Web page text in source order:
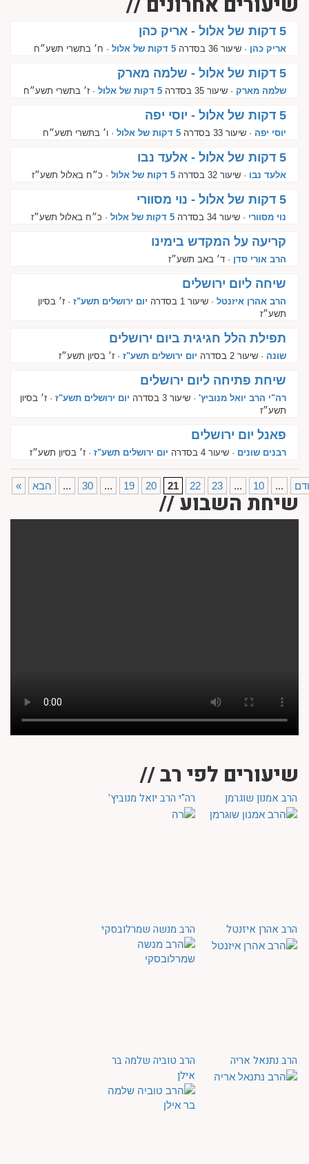
5 דקות של אלול - אריק כהן
אריק כהן · שיעור 36 בסדרה 5 דקות של אלול · ח׳ בתשרי תשע״ח
5 דקות של אלול - שלמה מארק
שלמה מארק · שיעור 35 בסדרה 5 דקות של אלול · ז׳ בתשרי תשע״ח
5 דקות של אלול - יוסי יפה
יוסי יפה · שיעור 33 בסדרה 5 דקות של אלול · ו׳ בתשרי תשע״ח
5 דקות של אלול - אלעד נבו
אלעד נבו · שיעור 32 בסדרה 5 דקות של אלול · כ״ח באלול תשע״ז
5 דקות של אלול - נוי מסוורי
נוי מסוורי · שיעור 34 בסדרה 5 דקות של אלול · כ״ח באלול תשע״ז
קריעה על המקדש בימינו
הרב אורי סדן · ד׳ באב תשע״ז
שיחה ליום ירושלים
הרב אהרן איזנטל · שיעור 1 בסדרה יום ירושלים תשע"ז · ז׳ בסיון
תשע״ז
תפילת הלל חגיגית ביום ירושלים
שונה · שיעור 2 בסדרה יום ירושלים תשע"ז · ז׳ בסיון תשע״ז
שיחת פתיחה ליום ירושלים
רה"י הרב יואל מנוביץ' · שיעור 3 בסדרה יום ירושלים תשע"ז · ז׳ בסיון
תשע״ז
פאנל יום ירושלים
רבנים שונים · שיעור 4 בסדרה יום ירושלים תשע"ז · ז׳ בסיון תשע״ז
« ...
10
...
19 20 21 22 23
...
30
... הבא
שיחת השבוע //
שיעורים לפי רב //
הרב אמנון שוגרמן רה"י הרב יואל מנוביץ'
הרב אהרן איזנטל הרב מנשה שמרלובסקי
הרב נתנאל אריה
הרב טוביה שלמה בר
אילן